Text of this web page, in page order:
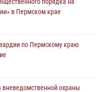
в Пермском крае
по Пермскому краю
охраны